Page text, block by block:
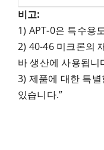
비고:
1) APT-0은 특수용
2) 40-46 미크론의
바 생산에 사용됩니
3) 제품에 대한 특
있습니다.”